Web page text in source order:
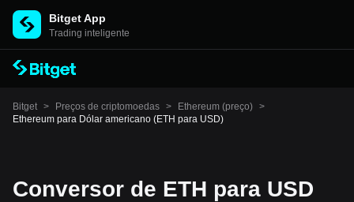
Bitget App
Trading inteligente
Bitget > Preços de criptomoedas > Ethereum (preço) >
Ethereum para Dólar americano (ETH para USD)
Conversor de ETH para USD